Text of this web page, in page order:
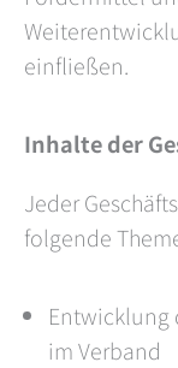
einfließen.
Inhalte der
Jeder
folgende
Entwicklung
im Verband